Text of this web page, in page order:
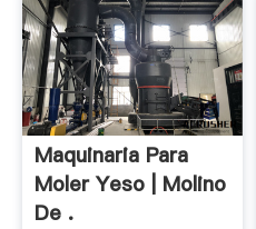
Maquinaria Para
Moler Yeso | Molino
De .